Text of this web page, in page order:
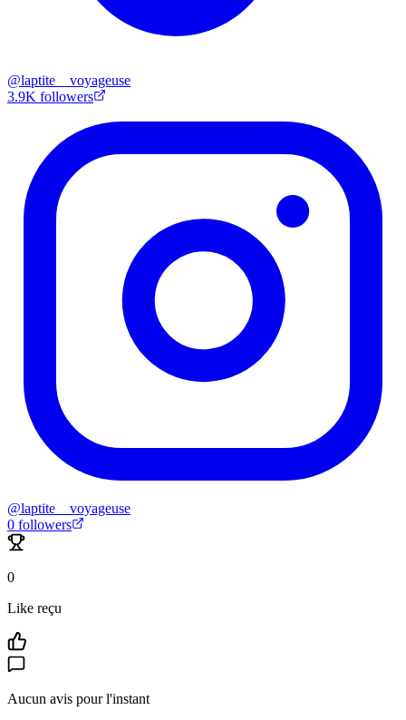
@laptite__voyageuse
3.9K followers
@laptite__voyageuse
0 followers
0
Like reçu
Aucun avis pour l'instant